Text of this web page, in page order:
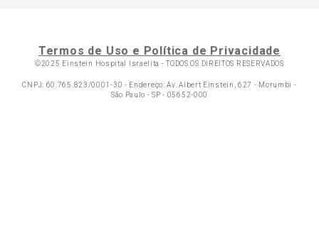
Termos de Uso e Política de Privacidade
©2025 Einstein Hospital Israelita -TODOS OS DIREITOS RESERVADOS
CNPJ: 60.765.823/0001-30 - Endereço: Av. Albert Einstein, 627 - Morumbi -
São Paulo - SP - 05652-000